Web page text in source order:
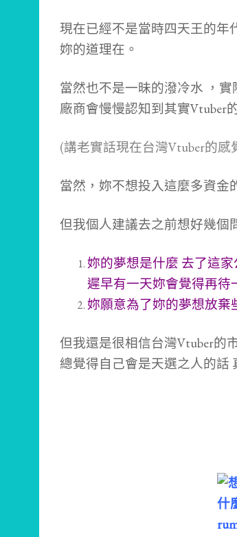
現在已經不是當時四天王的年
妳的道理在。
當然也不是一昧的潑冷水 ， 實
廠商會慢慢認知到其實Vtuber
(講老實話現在台灣Vtuber的
當然，妳不想投入這麼多資金
但我個人建議去之前想好幾個
妳的夢想是什麼 去了這
遲早有一天妳會覺得再待
妳願意為了妳的夢想放棄
但我還是很相信台灣Vtuber的
總覺得自己會是天選之人的話